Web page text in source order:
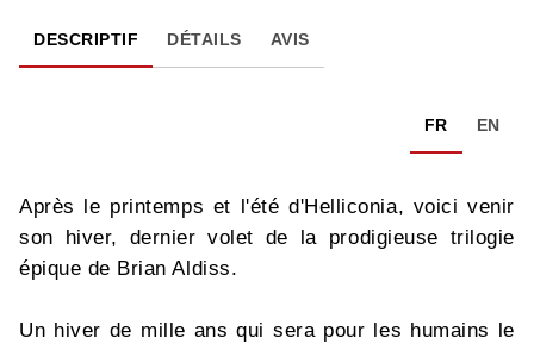
DESCRIPTIF DÉTAILS AVIS
FR EN
Après le printemps et l'été d'Helliconia, voici venir
son hiver, dernier volet de la prodigieuse trilogie
épique de Brian Aldiss.
Un hiver de mille ans qui sera pour les humains le